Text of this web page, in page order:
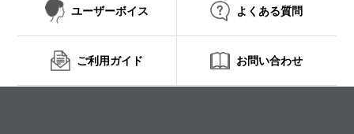
ユーザーボイス よくある質問
ご利用ガイド お問い合わせ